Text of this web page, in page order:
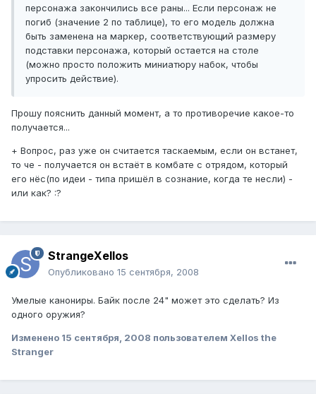
персонажа закончились все раны... Если персонаж не
погиб (значение 2 по таблице), то его модель должна
быть заменена на маркер, соответствующий размеру
подставки персонажа, который остается на столе
(можно просто положить миниатюру набок, чтобы
упросить действие).
Прошу пояснить данный момент, а то противоречие какое-то
получается...
+ Вопрос, раз уже он считается таскаемым, если он встанет,
то че - получается он встаёт в комбате с отрядом, который
его нёс(по идеи - типа пришёл в сознание, когда те несли) -
или как? :?
StrangeXellos
Опубликовано 15 сентября, 2008
Умелые канониры. Байк после 24" может это сделать? Из
одного оружия?
Изменено 15 сентября, 2008 пользователем Xellos the
Stranger